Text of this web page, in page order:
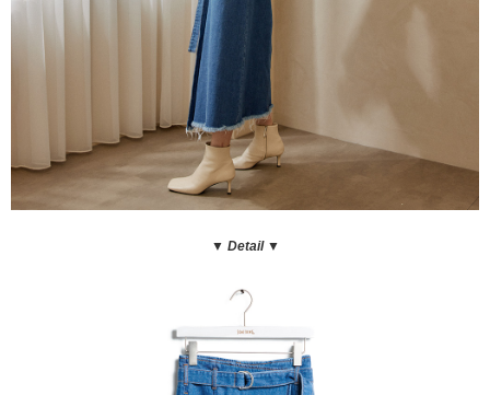
▼ Detail ▼